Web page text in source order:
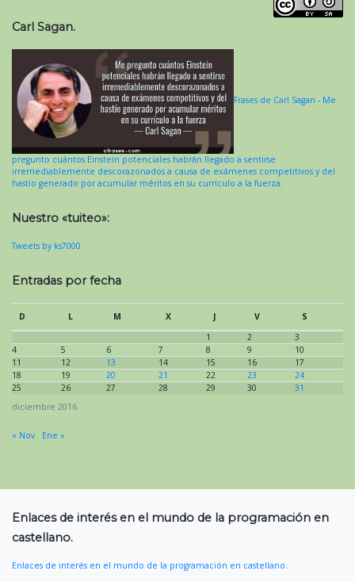
Carl Sagan.
Frases de Carl Sagan - Me
pregunto cuántos Einstein potenciales habrán llegado a sentirse
irremediablemente descorazonados a causa de exámenes competitivos y del
hastío generado por acumular méritos en su currículo a la fuerza.
Nuestro «tuiteo»:
Tweets by ks7000
Entradas por fecha
diciembre 2016
D L M X J V
S
1
2
3
4
5 6 7 8 9
10
11
12 13 14 15 16
17
18
19 20 21 22 23
24
25
26 27 28 29 30 31
« Nov Ene »
Enlaces de interés en el mundo de la programación en
castellano.
Enlaces de interés en el mundo de la programación en castellano.